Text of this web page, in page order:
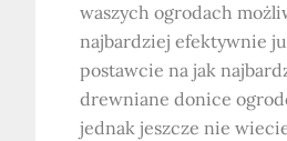
waszych ogrodach
najbardziej efektywnie
postawcie na jak
drewniane donice
jednak jeszcze nie